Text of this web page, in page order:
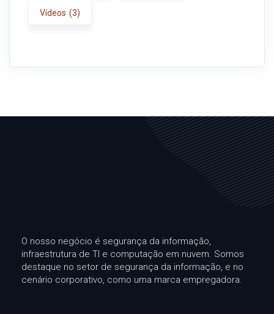
Vídeos (3)
O nosso negócio é segurança da informação,
infraestrutura de TI e computação em nuvem. Somos
destaque no setor de segurança da informação, e no
cenário corporativo, como uma marca empregadora.